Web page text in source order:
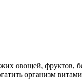
овощей, фруктов,
организм